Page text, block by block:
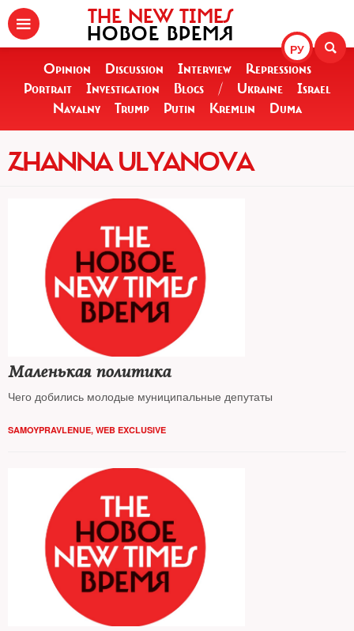
РУ
THE NEW TIMES
НОВОЕ ВРЕМЯ
Opinion Discussion Interview
Repressions
Portrait
Investigation Blogs / Ukraine
Israel
Navalny
Trump Putin Kremlin Duma
ZHANNA ULYANOVA
Маленькая политика
Чего добились молодые муниципальные депутаты
SAMOYPRAVLENUE, WEB EXCLUSIVE